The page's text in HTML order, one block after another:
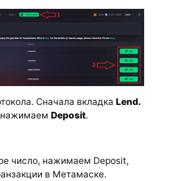
Сначала вкладка Lend.
Deposit.
число, нажимаем Deposit,
в Метамаске.